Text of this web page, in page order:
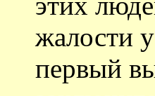
жалости
первый